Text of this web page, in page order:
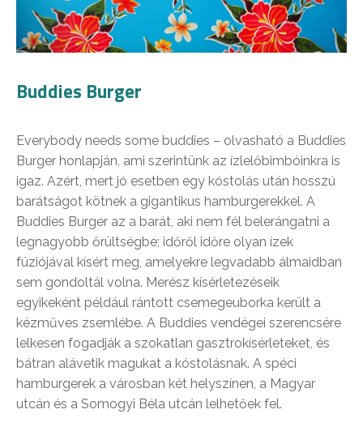
Buddies Burger
Everybody needs some buddies – olvasható a Buddies
Burger honlapján, ami szerintünk az ízlelőbimbóinkra is
igaz. Azért, mert jó esetben egy kóstolás után hosszú
barátságot kötnek a gigantikus hamburgerekkel. A
Buddies Burger az a barát, aki nem fél belerángatni a
legnagyobb őrültségbe; időről időre olyan ízek
fúziójával kísért meg, amelyekre legvadabb álmaidban
sem gondoltál volna. Merész kísérletezéseik
egyikeként például rántott csemegeuborka került a
kézműves zsemlébe. A Buddies vendégei szerencsére
lelkesen fogadják a szokatlan gasztrokísérleteket, és
bátran alávetik magukat a kóstolásnak. A spéci
hamburgerek a városban két helyszínen, a Magyar
utcán és a Somogyi Béla utcán lelhetőek fel.